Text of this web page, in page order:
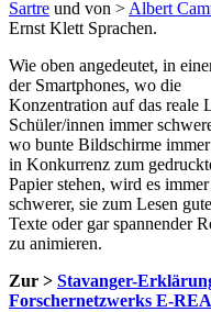
Sartre und von > Albert
Ernst Klett Sprachen.
Wie oben angedeutet, in
der Smartphones, wo die
Konzentration auf das reale
Schüler/innen immer
wo bunte Bildschirme
in Konkurrenz zum
Papier stehen, wird es immer
schwerer, sie zum Lesen
Texte oder gar spannender
zu animieren.
Zur > Stavanger-
Forschernetzwerks E-